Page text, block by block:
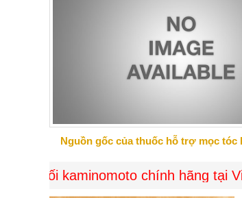
Nguồn gốc của thuốc hỗ trợ mọc tóc
chính hãng tại Việt Nam